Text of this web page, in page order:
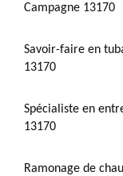
Campagne 13170
Savoir-faire en
13170
Spécialiste en
13170
Ramonage de